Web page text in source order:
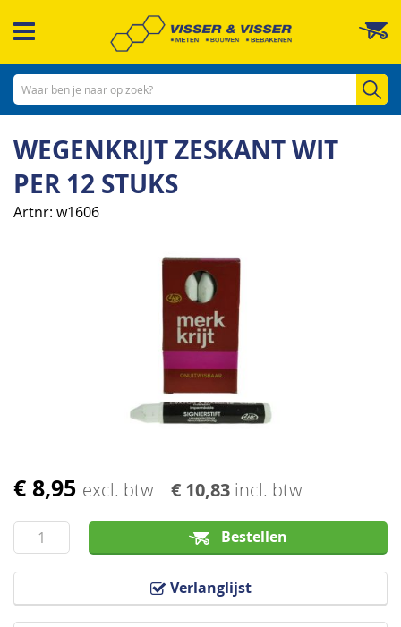
naar
inhoud
WEGENKRIJT ZESKANT WIT
PER 12 STUKS
Artnr w1606
€ 8,95 excl. btw € 10,83 incl. btw
Bestellen
Verlanglijst
Ga
het
begin
van